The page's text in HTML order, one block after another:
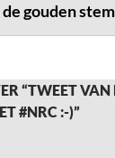
gouden stem
“TWEET VAN
#NRC :-)”